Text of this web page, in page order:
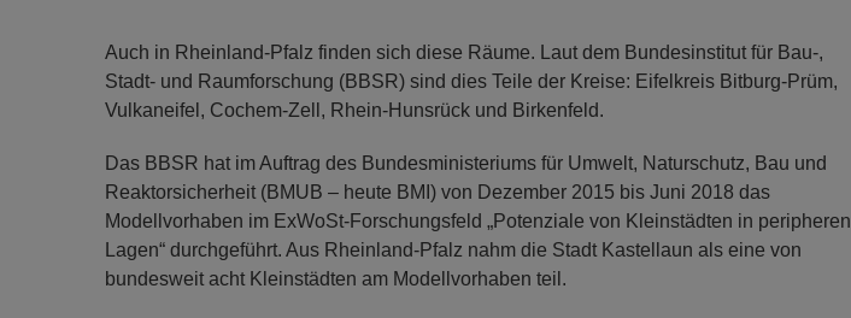
Auch in Rheinland-Pfalz finden sich diese Räume. Laut dem Bundesinstitut für Bau-,
Stadt- und Raumforschung (BBSR) sind dies Teile der Kreise: Eifelkreis Bitburg-Prüm,
Vulkaneifel, Cochem-Zell, Rhein-Hunsrück und Birkenfeld.
Das BBSR hat im Auftrag des Bundesministeriums für Umwelt, Naturschutz, Bau und
Reaktorsicherheit (BMUB – heute BMI) von Dezember 2015 bis Juni 2018 das
Modellvorhaben im ExWoSt-Forschungsfeld „Potenziale von Kleinstädten in peripheren
Lagen“ durchgeführt. Aus Rheinland-Pfalz nahm die Stadt Kastellaun als eine von
bundesweit acht Kleinstädten am Modellvorhaben teil.